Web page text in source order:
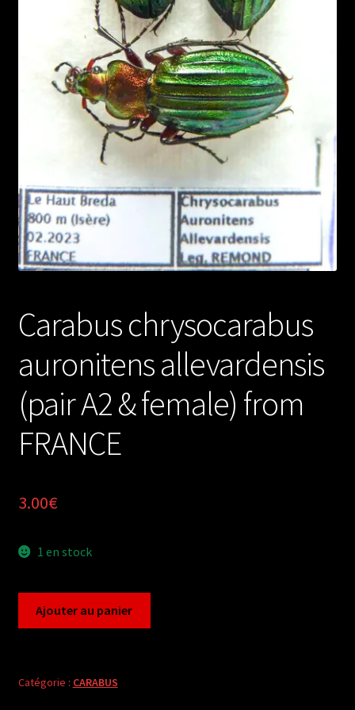
Carabus chrysocarabus
auronitens allevardensis
(pair A2 & female) from
FRANCE
3.00€
1 en stock
auronitens
Ajouter au panier
Catégorie : CARABUS